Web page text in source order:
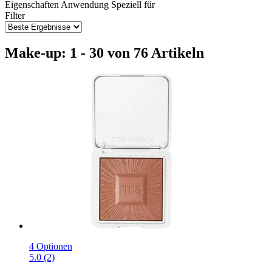
Eigenschaften Anwendung Speziell für
Filter
Make-up: 1 - 30 von 76 Artikeln
4 Optionen
5.0 (2)